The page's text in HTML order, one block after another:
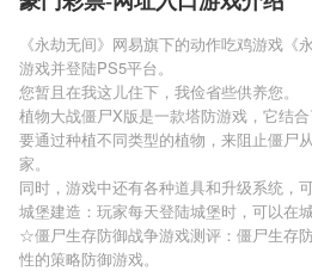
《永劫无间》网易旗下的动作吃鸡游戏《
游戏并登陆PS5平台。
您暂且在我这儿住下，我俭省些供养您。
植物大战僵尸X版是一款塔防游戏，它结
要通过种植不同类型的植物，来阻止僵尸
家。
同时，游戏中还有各种道具和升级系统，
城堡建造：玩家每天登陆城堡时，可以在
☆僵尸生存防御战争游戏测评：僵尸生存
性的策略防御游戏。